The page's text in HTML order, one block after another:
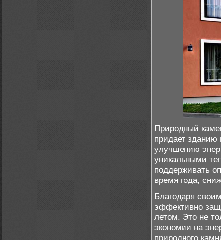
Природный
придает
улучшению
уникальными
поддерживать
время года,
Благодаря
эффективно
летом. Это не
экономии на
природного